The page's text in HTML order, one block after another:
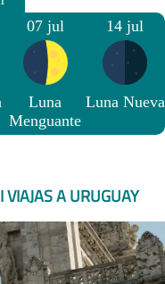
07 jul
Luna
Menguante
14 jul
Luna Nueva
A URUGUAY